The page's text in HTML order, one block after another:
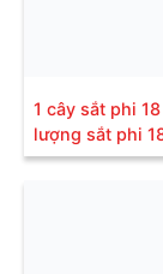
1 cây sắt phi
lượng sắt phi